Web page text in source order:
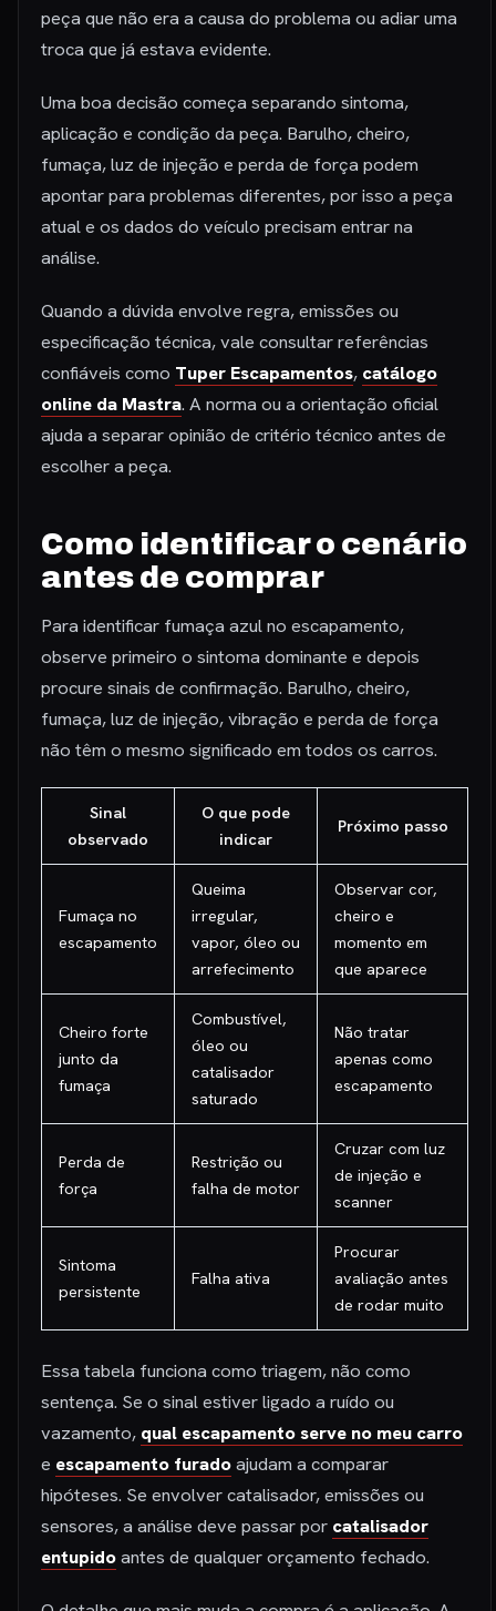
peça que não era a causa do problema ou adiar uma
troca que já estava evidente.
Uma boa decisão começa separando sintoma,
aplicação e condição da peça. Barulho, cheiro,
fumaça, luz de injeção e perda de força podem
apontar para problemas diferentes, por isso a peça
atual e os dados do veículo precisam entrar na
análise.
Quando a dúvida envolve regra, emissões ou
especificação técnica, vale consultar referências
confiáveis como Tuper Escapamentos, catálogo
online da Mastra. A norma ou a orientação oficial
ajuda a separar opinião de critério técnico antes de
escolher a peça.
Como identificar o cenário
antes de comprar
Para identificar fumaça azul no escapamento,
observe primeiro o sintoma dominante e depois
procure sinais de confirmação. Barulho, cheiro,
fumaça, luz de injeção, vibração e perda de força
não têm o mesmo significado em todos os carros.
Sinal
observado
O que pode
indicar
Próximo passo
Fumaça no
escapamento
Queima
irregular,
vapor, óleo ou
arrefecimento
Observar cor,
cheiro e
momento em
que aparece
Cheiro forte
junto da
fumaça
Combustível,
óleo ou
catalisador
saturado
Não tratar
apenas como
escapamento
Perda de
força
Restrição ou
falha de motor
Cruzar com luz
de injeção e
scanner
Sintoma
persistente
Falha ativa
Procurar
avaliação antes
de rodar muito
Essa tabela funciona como triagem, não como
sentença. Se o sinal estiver ligado a ruído ou
vazamento, qual escapamento serve no meu carro
e escapamento furadoajudam a comparar
hipóteses. Se envolver catalisador, emissões ou
sensores, a análise deve passar por catalisador
entupidoantes de qualquer orçamento fechado.